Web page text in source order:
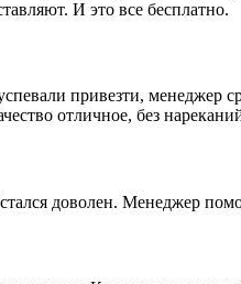
И это все бесплатно.
привезти,
отличное, без
доволен. Менеджер